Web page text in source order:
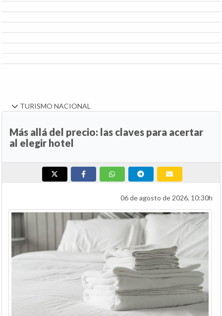
TURISMO NACIONAL
Más allá del precio: las claves para acertar
al elegir hotel
06 de agosto de 2026, 10:30h